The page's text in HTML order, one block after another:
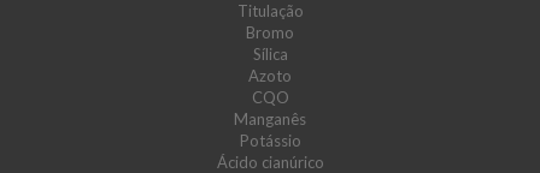
Titulação
Bromo
Sílica
Azoto
CQO
Manganês
Potássio
Ácido cianúrico